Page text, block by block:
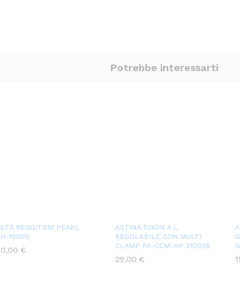
Potrebbe interessarti
REGGITOM PEARL
1000S
€
ASTINA DIXON A L
REGOLABILE CON MULTI
CLAMP PA-CCM-HP 310028
29,00 €